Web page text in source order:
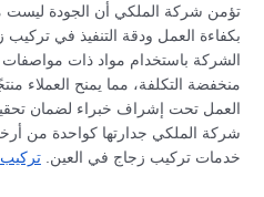
تؤمن شركة الملكي أن الجودة ليست
بكفاءة العمل ودقة التنفيذ في
الشركة باستخدام مواد ذات
منخفضة التكلفة، مما يمنح العملاء
العمل تحت إشراف خبراء لضمان
شركة الملكي جدارتها كواحدة من
خدمات تركيب زجاج في العين.